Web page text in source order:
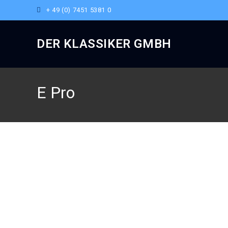
+ 49 (0) 7451 5381 0
DER KLASSIKER GMBH
E Pro